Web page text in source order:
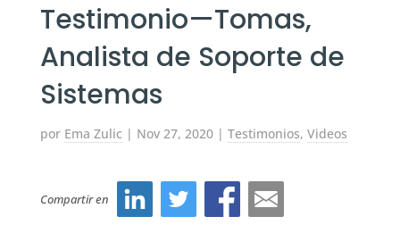
Testimonio—Tomas,
Analista de Soporte de
Sistemas
por Ema Zulic | Nov 27, 2020| Testimonios, Videos
Compartir en